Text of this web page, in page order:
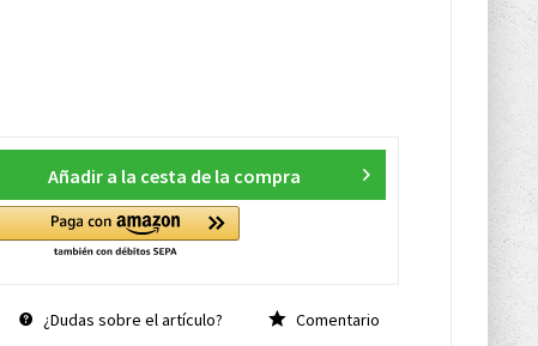
Añadir a la cesta de la compra
¿Dudas sobre el artículo? Comentario